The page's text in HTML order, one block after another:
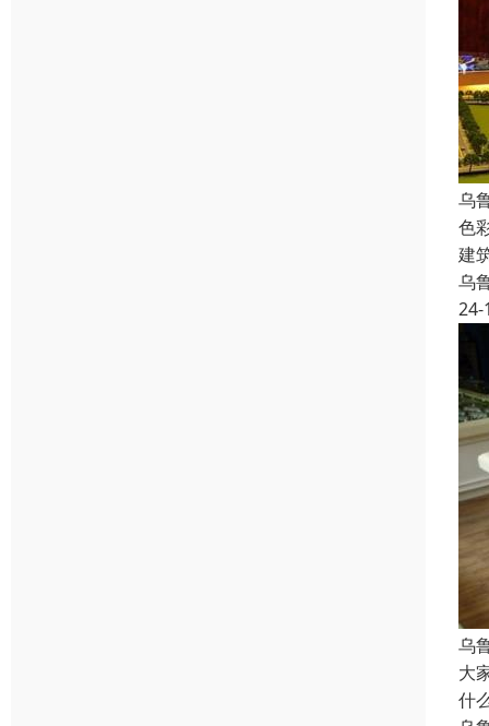
乌
色
建
乌
24-
乌
大
什